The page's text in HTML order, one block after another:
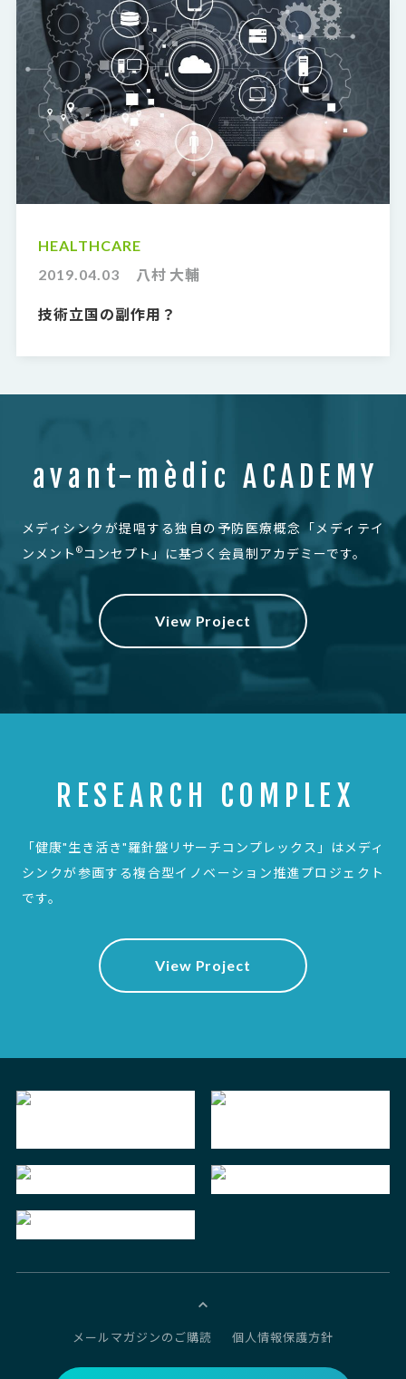
HEALTHCARE
2019.04.03
八村 大輔
技術立国の副作用？
avant-mèdic ACADEMY
メディシンクが提唱する独自の予防医療概念 「メディテイ
ンメント ®コンセプト」に基づく会員制アカデミーです。
View Project
RESEARCH COMPLEX
「健康"生き活き"羅針盤リサーチコンプレックス」は メディ
シンクが参画する複合型イノベーション推進プロジェクト
です。
View Project
メールマガジンのご購読 個人情報保護方針